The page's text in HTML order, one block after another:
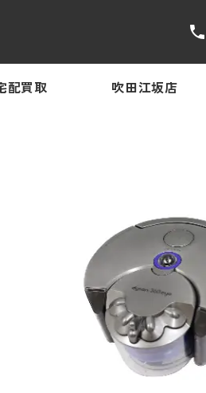
配買取 吹田江坂店